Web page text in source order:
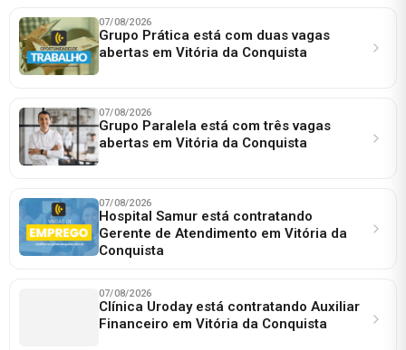
07/08/2026
Grupo Prática está com duas vagas
abertas em Vitória da Conquista
07/08/2026
Grupo Paralela está com três vagas
abertas em Vitória da Conquista
07/08/2026
Hospital Samur está contratando
Gerente de Atendimento em Vitória da
Conquista
07/08/2026
Clínica Uroday está contratando Auxiliar
Financeiro em Vitória da Conquista